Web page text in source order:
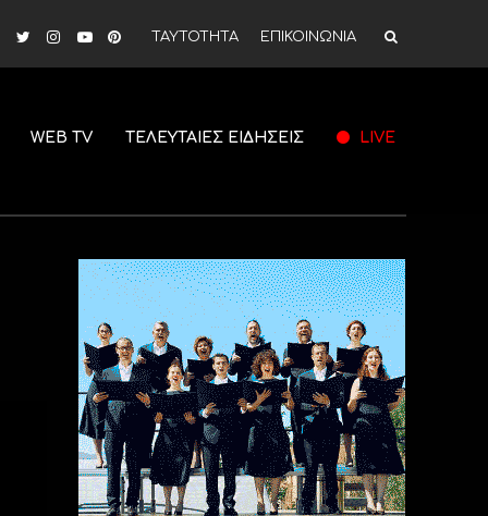
ΤΑΥΤΟΤΗΤΑ ΕΠΙΚΟΙΝΩΝΙΑ
WEB TV ΤΕΛΕΥΤΑΙΕΣ ΕΙΔΗΣΕΙΣ LIVE